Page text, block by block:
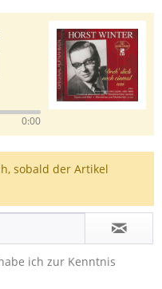
0:00
sobald der Artikel
ich zur Kenntnis